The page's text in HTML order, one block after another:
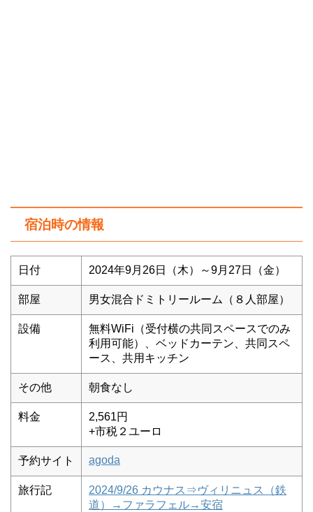
宿泊時の情報
日付 2024年9月26日（木）～9月27日（金）
部屋 男女混合ドミトリールーム（８人部屋）
設備
無料WiFi（受付横の共同スペースでのみ
利用可能）、ベッドカーテン、共同スペ
ース、共用キッチン
その他 朝食なし
料金
2,561円
+市税２ユーロ
予約サイト agoda
旅行記
2024/9/26 カウナス⇒ヴィリニュス（鉄
道）→ファラフェル→安宿